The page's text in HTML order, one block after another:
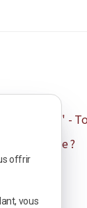
-
patrimoine ?
offrir
vous